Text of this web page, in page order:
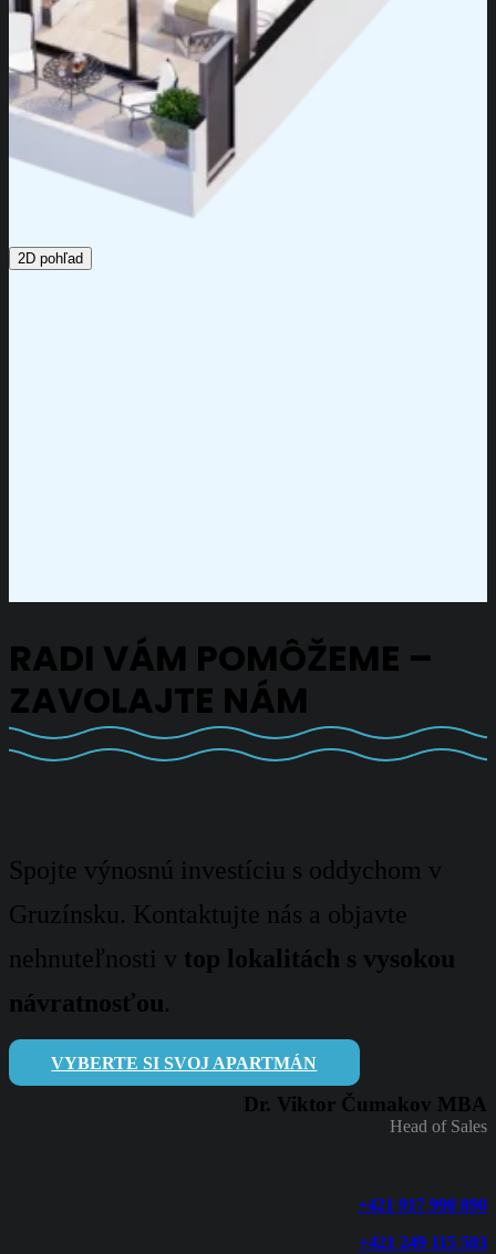
2D pohľad
RADI VÁM POMÔŽEME –
ZAVOLAJTE NÁM
Spojte výnosnú investíciu s oddychom v
Gruzínsku. Kontaktujte nás a objavte
nehnuteľnosti v top lokalitách s vysokou
návratnosťou.
VYBERTE SI SVOJ APARTMÁN
Dr. Viktor Čumakov MBA
Head of Sales
+421 917 998 890
+421 249 115 503